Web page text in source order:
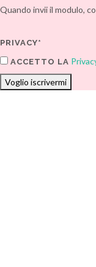
Quando invii il modulo,
PRIVACY*
ACCETTO LA
Voglio iscrivermi